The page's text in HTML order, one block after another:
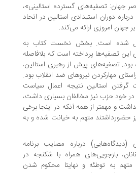
تصفیه‌های گسترده استالینی»،
استبدادی استالین در اتحاد
امروزی ارائه می‌کند.
است. بخش نخست کتاب به
پرداخته است که بلافاصله
پیش از رهبری استالین،
نیروهای ضد انقلاب بود.
استالین نتیجه اعمال سیاست
حزب نیز مخالفان بسیاری داشت،
از همه آنکه در اینجا برخی
متهم به خیانت شده و به
درباره مصایب برنامه
همراه با شکنجه در
توطئه و نهایتا محکوم شدن